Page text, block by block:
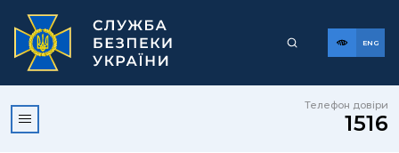
ENG
Телефон довіри
1516